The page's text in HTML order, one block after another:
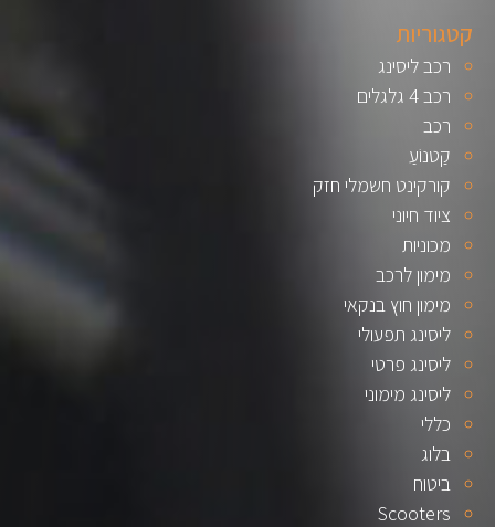
קטגוריות
רכב ליסינג
רכב 4 גלגלים
רכב
קַטנוֹעַ
קורקינט חשמלי חזק
ציוד חיוני
מכוניות
מימון לרכב
מימון חוץ בנקאי
ליסינג תפעולי
ליסינג פרטי
ליסינג מימוני
כללי
בלוג
ביטוח
Scooters